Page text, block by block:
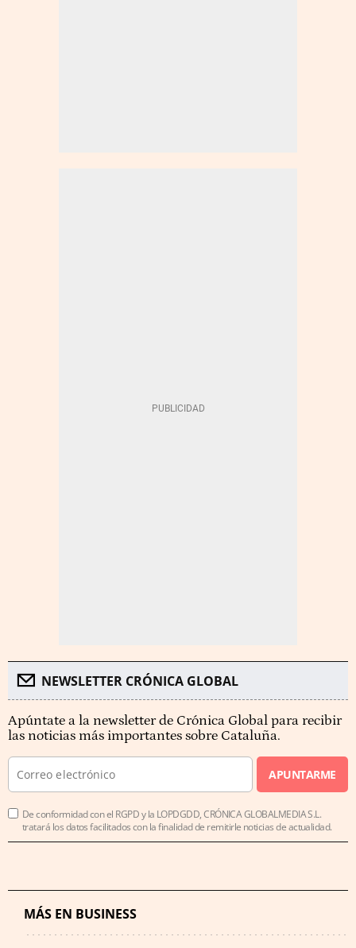
NEWSLETTER CRÓNICA GLOBAL
Apúntate a la newsletter de Crónica Global para recibir
las noticias más importantes sobre Cataluña.
APUNTARME
De conformidad con el RGPD y la LOPDGDD, CRÓNICA GLOBALMEDIA S.L.
tratará los datos facilitados con la finalidad de remitirle noticias de actualidad.
MÁS EN BUSINESS